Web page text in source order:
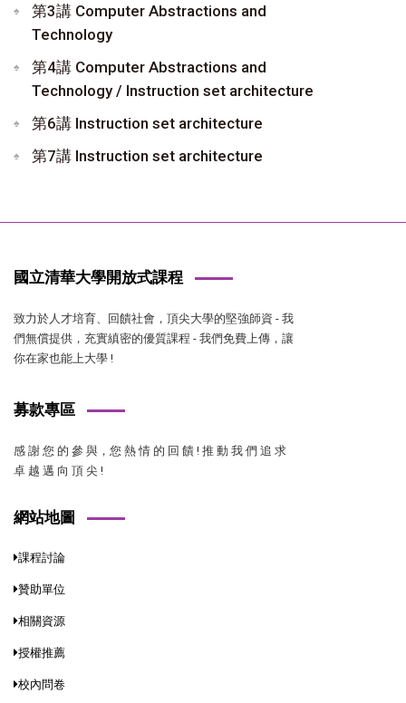
第3講 Computer Abstractions and
Technology
第4講 Computer Abstractions and
Technology / Instruction set architecture
第6講 Instruction set architecture
第7講 Instruction set architecture
國立清華大學開放式課程
致力於人才培育、回饋社會，頂尖大學的堅強師資 - 我
們無償提供，充實縝密的優質課程 - 我們免費上傳，讓
你在家也能上大學 !
募款專區
感 謝 您 的 參 與，您 熱 情 的 回 饋 ! 推 動 我 們 追 求
卓 越 邁 向 頂 尖 !
網站地圖
課程討論
贊助單位
相關資源
授權推薦
校內問卷